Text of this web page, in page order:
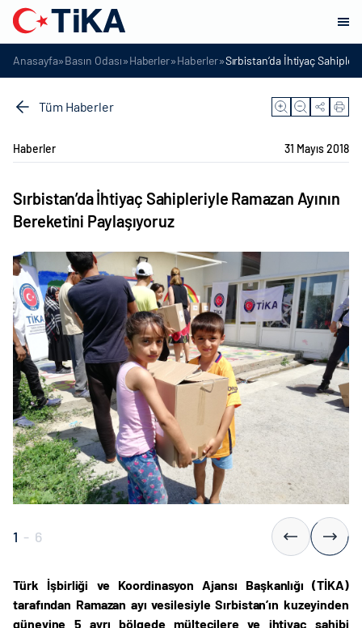
Anasayfa»Basın Odası»Haberler»Haberler»Sırbistan’da İhtiyaç
Tüm Haberler
Haberler 31 Mayıs 2018
Sırbistan’da İhtiyaç Sahipleriyle Ramazan Ayının
Bereketini Paylaşıyoruz
1 - 6
Türk İşbirliği ve Koordinasyon Ajansı Başkanlığı (TİKA)
tarafından Ramazan ayı vesilesiyle Sırbistan’ın kuzeyinden
güneyine 5 ayrı bölgede mültecilere ve ihtiyaç sahibi